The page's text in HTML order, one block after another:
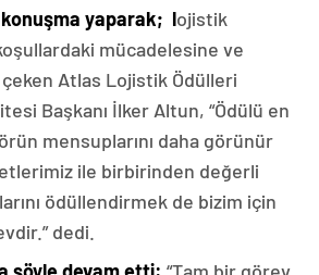
yaparak; lojistik
mücadelesine ve
çeken Atlas Lojistik Ödülleri
Başkanı İlker Altun, “Ödülü en
mensuplarını daha görünür
ile birbirinden değerli
ödüllendirmek de bizim için
dedi.